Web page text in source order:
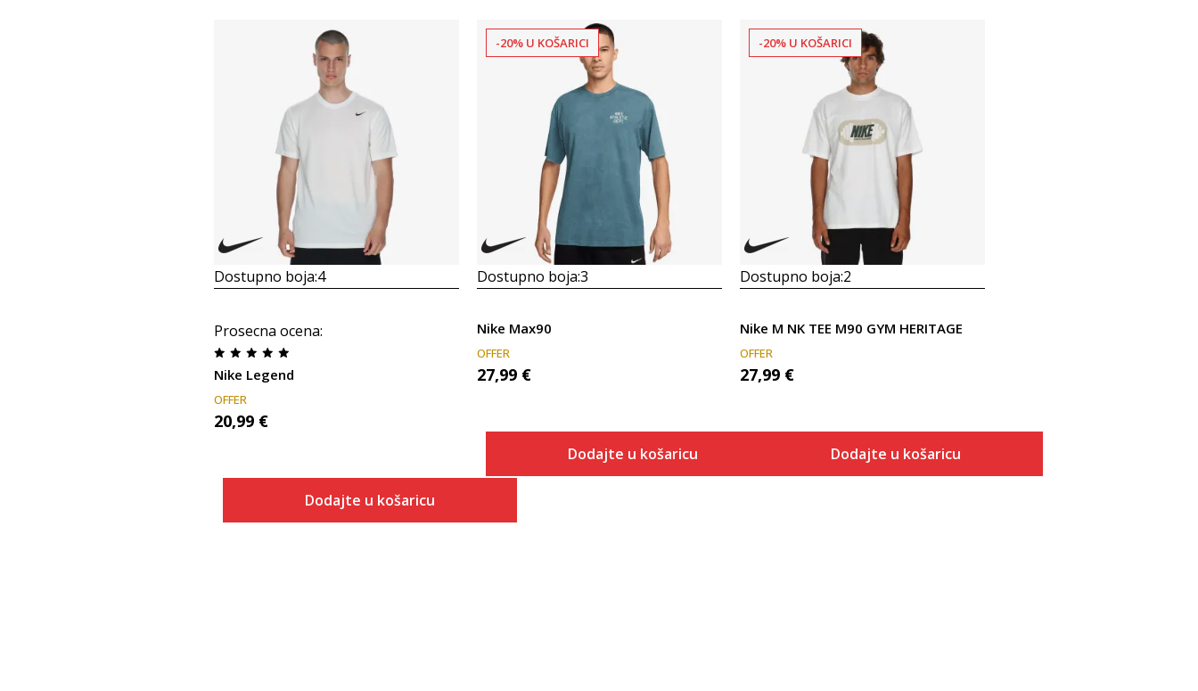
Dostupno boja:4
Prosecna ocena:
Nike Legend
OFFER
20,99 €
Dodajte u košaricu
-20% U KOŠARICI
Dostupno boja:3
Nike Max90
OFFER
27,99 €
Dodajte u košaricu
-20% U KOŠARICI
Dostupno boja:2
Nike M NK TEE M90 GYM HERITAGE
OFFER
27,99 €
Dodajte u košaricu